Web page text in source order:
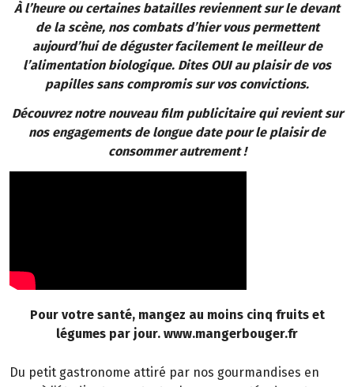
À l’heure ou certaines batailles reviennent sur le devant
de la scène, nos combats d’hier vous permettent
aujourd’hui de déguster facilement le meilleur de
l’alimentation biologique. Dites OUI au plaisir de vos
papilles sans compromis sur vos convictions.
Découvrez notre nouveau film publicitaire qui revient sur
nos engagements de longue date pour le plaisir de
consommer autrement !
Pour votre santé, mangez au moins cinq fruits et
légumes par jour. www.mangerbouger.fr
Du petit gastronome attiré par nos gourmandises en